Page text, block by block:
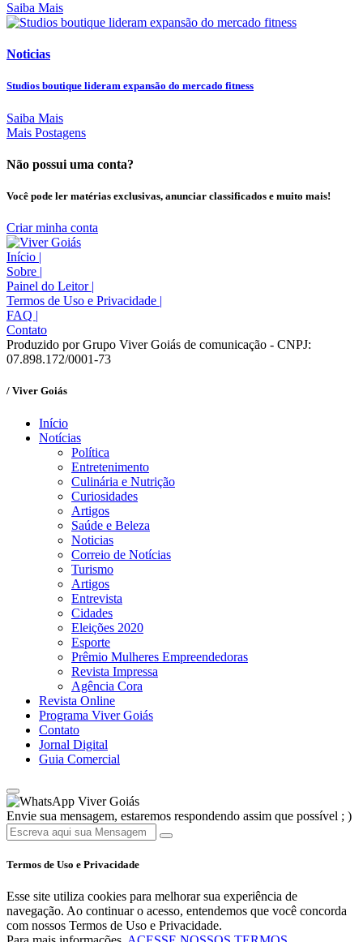
Saiba Mais
Noticias
Studios boutique lideram expansão do mercado fitness
Saiba Mais
Mais Postagens
Não possui uma conta?
Você pode ler matérias exclusivas, anunciar classificados e muito mais!
Criar minha conta
Início |
Sobre |
Painel do Leitor |
Termos de Uso e Privacidade |
FAQ |
Contato
Produzido por Grupo Viver Goiás de comunicação - CNPJ:
07.898.172/0001-73
/ Viver Goiás
Início
Notícias
Política
Entretenimento
Culinária e Nutrição
Curiosidades
Artigos
Saúde e Beleza
Noticias
Correio de Notícias
Turismo
Artigos
Entrevista
Cidades
Eleições 2020
Esporte
Prêmio Mulheres Empreendedoras
Revista Impressa
Agência Cora
Revista Online
Programa Viver Goiás
Contato
Jornal Digital
Guia Comercial
Viver Goiás
Envie sua mensagem, estaremos respondendo assim que possível ; )
Termos de Uso e Privacidade
Esse site utiliza cookies para melhorar sua experiência de
navegação. Ao continuar o acesso, entendemos que você concorda
com nossos Termos de Uso e Privacidade.